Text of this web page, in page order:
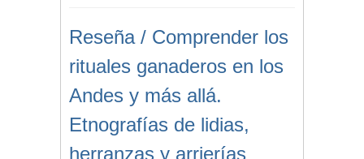
Reseña / Comprender los
rituales ganaderos en los
Andes y más allá.
Etnografías de lidias,
herranzas y arrierías